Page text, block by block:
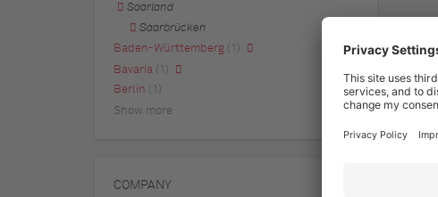
Saarland
Saarbrücken
Baden-Württemberg
(1)
Bavaria (1)
Berlin (1)
Show more
COMPANY